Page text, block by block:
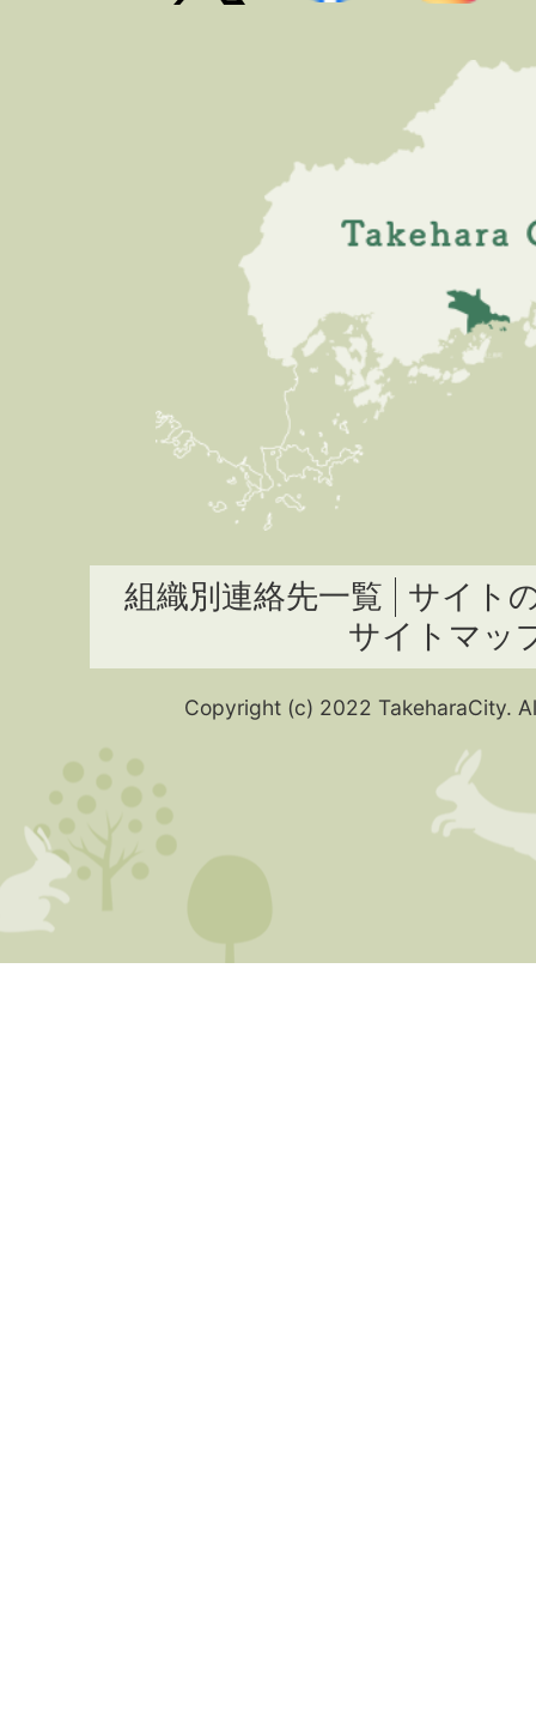
組織別連絡先一覧
サイト
サイトマッ
Copyright (c) 2022 TakeharaCity.